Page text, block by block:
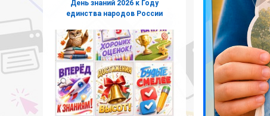
День знаний 2026 к Году
единства народов России